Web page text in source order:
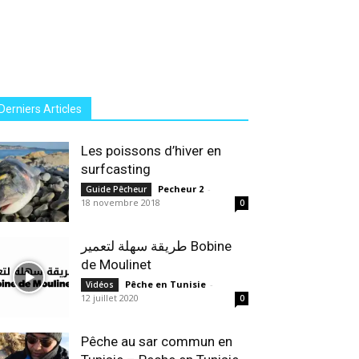
Articles
Les poissons d’hiver en
surfcasting
Guide Pêcheur Pecheur 2 -
18 novembre 2018
0
طريقة سهلة لتعمير Bobine
de Moulinet
Vidéos Pêche en Tunisie -
12 juillet 2020
0
Pêche au sar commun en